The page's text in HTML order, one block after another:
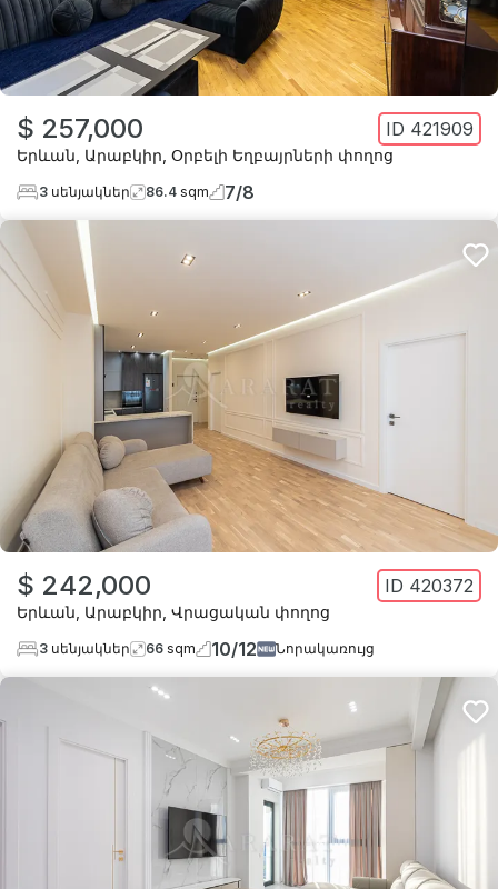
$ 257,000 ID 421909
Երևան Արաբկիր Օրբելի Եղբայրների փողոց
3 սենյակներ 86.4 sqm 7/8
$ 242,000 ID 420372
Երևան Արաբկիր Վրացական փողոց
3 սենյակներ 66 sqm 10/12 Նորակառույց